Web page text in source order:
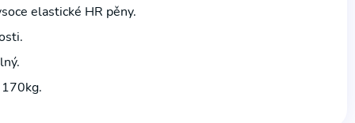
elastické HR pěny.